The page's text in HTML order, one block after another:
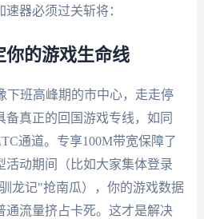
器必须过关斩将：
你的游戏生命线
下班高峰期的市中心，走走停
真正的回国游戏专线，如同
通道。专享100M带宽保障了
活动期间（比如大家集体登录
龙记"抢南瓜），你的游戏数据
通流量挤占卡死。这才是解决